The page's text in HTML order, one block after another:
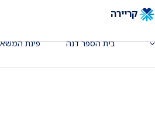
קריירה
בית הספר דנה פינת